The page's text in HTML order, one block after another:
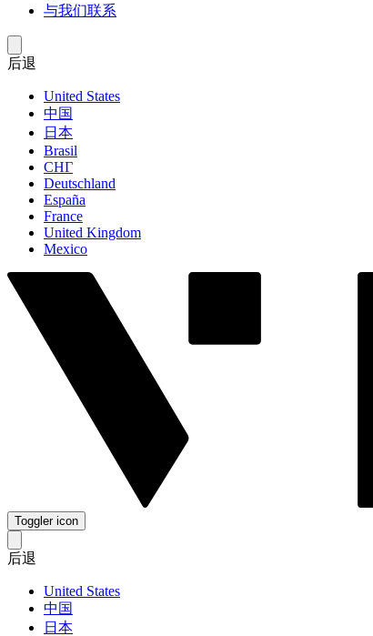
与我们联系
后退
United States
中国
日本
Brasil
СНГ
Deutschland
España
France
United Kingdom
Mexico
Toggler icon
后退
United States
中国
日本